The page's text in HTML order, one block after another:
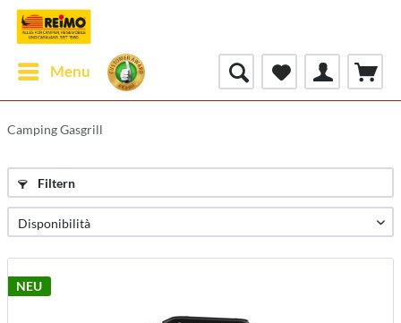
Menu
Camping Gasgrill
Filtern
NEU